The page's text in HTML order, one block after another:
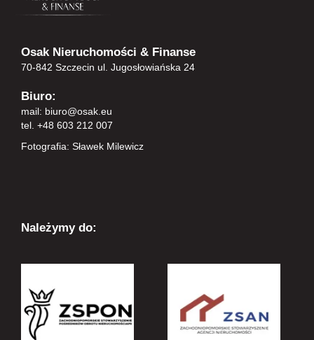
Osak Nieruchomości & Finanse
70-842 Szczecin ul. Jugosłowiańska 24
Biuro:
mail: biuro@osak.eu
tel. +48 603 212 007
Fotografia: Sławek Milewicz
Należymy do: